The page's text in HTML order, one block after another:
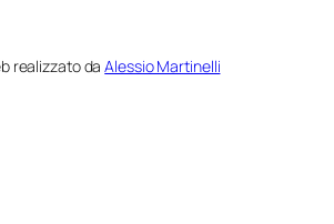
realizzato daAlessio Martinelli